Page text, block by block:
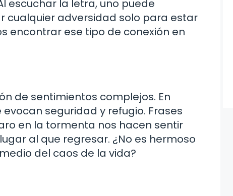
escuchar la letra, uno puede
cualquier adversidad solo para estar
encontrar ese tipo de conexión en
de sentimientos complejos. En
evocan seguridad y refugio. Frases
en la tormenta nos hacen sentir
al que regresar. ¿No es hermoso
del caos de la vida?